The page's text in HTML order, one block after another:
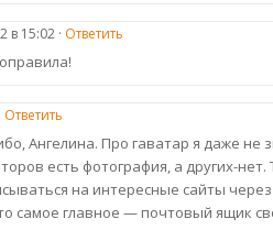
в 15:02 · Ответить
Ответить
Ангелина. Про гаватар я даже
есть фотография, а других-
на интересные сайты
самое главное — почтовый ящик